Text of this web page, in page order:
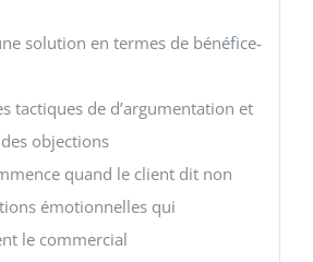
solution en termes de bénéfice-
tactiques de d’argumentation et
objections
quand le client dit non
émotionnelles qui
le commercial